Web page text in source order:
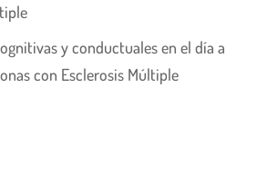
y conductuales en el día a
con Esclerosis Múltiple